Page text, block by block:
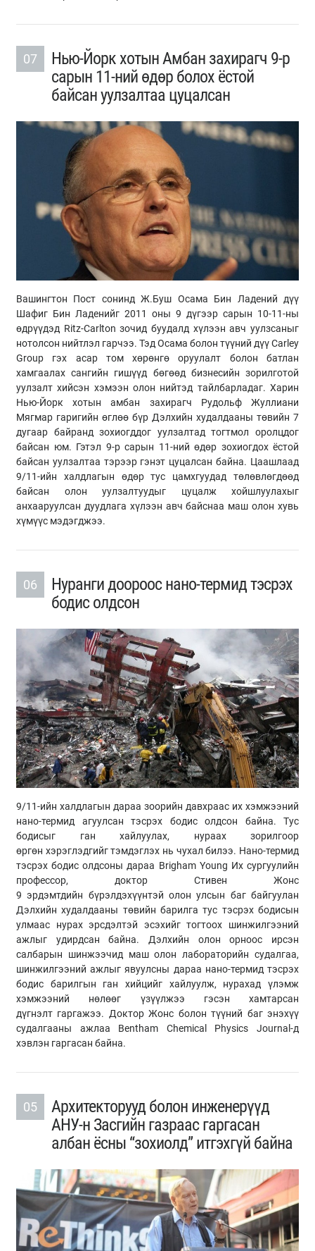
07
Нью-Йорк хотын Амбан захирагч 9-р
сарын 11-ний өдөр болох ёстой
байсан уулзалтаа цуцалсан
Вашингтон Пост сонинд Ж.Буш Осама Бин Ладений дүү
Шафиг Бин Ладенийг 2011 оны 9 дүгээр сарын 10-11-ны
өдрүүдэд Ritz-Carlton зочид буудалд хүлээн авч уулзсаныг
нотолсон нийтлэл гарчээ. Тэд Осама болон түүний дүү Carley
Group гэх асар том хөрөнгө оруулалт болон батлан
хамгаалах сангийн гишүүд бөгөөд бизнесийн зорилготой
уулзалт хийсэн хэмээн олон нийтэд тайлбарладаг. Харин
Нью-Йорк хотын амбан захирагч Рудольф Жуллиани
Мягмар гаригийн өглөө бүр Дэлхийн худалдааны төвийн 7
дугаар байранд зохиогддог уулзалтад тогтмол оролцдог
байсан юм. Гэтэл 9-р сарын 11-ний өдөр зохиогдох ёстой
байсан уулзалтаа тэрээр гэнэт цуцалсан байна. Цаашлаад
9/11-ийн халдлагын өдөр тус цамхгуудад төлөвлөгдөөд
байсан олон уулзалтуудыг цуцалж хойшлуулахыг
анхааруулсан дуудлага хүлээн авч байснаа маш олон хувь
хүмүүс мэдэгджээ.
06
Нуранги доороос нано-термид тэсрэх
бодис олдсон
9/11-ийн халдлагын дараа зоорийн давхраас их хэмжээний
нано-термид агуулсан тэсрэх бодис олдсон байна. Тус
бодисыг ган хайлуулах, нураах зорилгоор
өргөн хэрэглэдгийгтэмдэглэх нь чухал билээ. Нано-термид
тэсрэх бодис олдсоны дараа Brigham Young Их сургуулийн
профессор, доктор Стивен Жонс
9эрдэмтдийн бүрэлдэхүүнтэй олон улсын баг байгуулан
Дэлхийн худалдааны төвийн барилга тус тэсрэх бодисын
улмаас нурах эрсдэлтэй эсэхийг тогтоох шинжилгээний
ажлыг удирдсан байна. Дэлхийн олон орноос ирсэн
салбарын шинжээчид маш олон лабораторийн судалгаа,
шинжилгээний ажлыгявуулсны дараа нано-термид тэсрэх
бодис барилгын ган хийцийг хайлуулж, нурахад үлэмж
хэмжээний нөлөөг үзүүлжээ гэсэн хамтарсан
дүгнэлт гаргажээ. ДокторЖонс болон түүний баг энэхүү
судалгааны ажлаа Bentham Chemical Physics Journal-д
хэвлэн гаргасан байна.
05
Архитекторууд болон инженерүүд
АНУ-н Засгийн газраас гаргасан
албан ёсны “зохиолд” итгэхгүй байна